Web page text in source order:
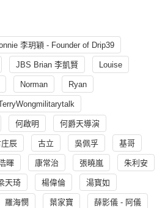
李玥穎 - Founder of Drip39
JBS Brian 李凱賢 Louise
Norman Ryan
何啟明 何爵天導演
辰 古立 吳佩孚 基哥
暉 康常治 張曉嵐 朱利安
天琦 楊偉倫 湯寳如
羅海憫 葉家寶 薛影儀 - 阿儀